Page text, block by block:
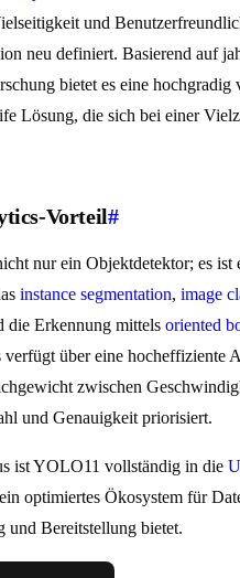
und
neu definiert. Basierend auf
bietet es eine hochgradig
Lösung, die sich bei einer
Vorteil#
nur ein Objektdetektor; es ist
instance segmentation, image
die Erkennung mittels oriented
verfügt über eine hocheffiziente
zwischen
und Genauigkeit priorisiert.
ist YOLO11 vollständig in die
optimiertes Ökosystem für
und Bereitstellung bietet.